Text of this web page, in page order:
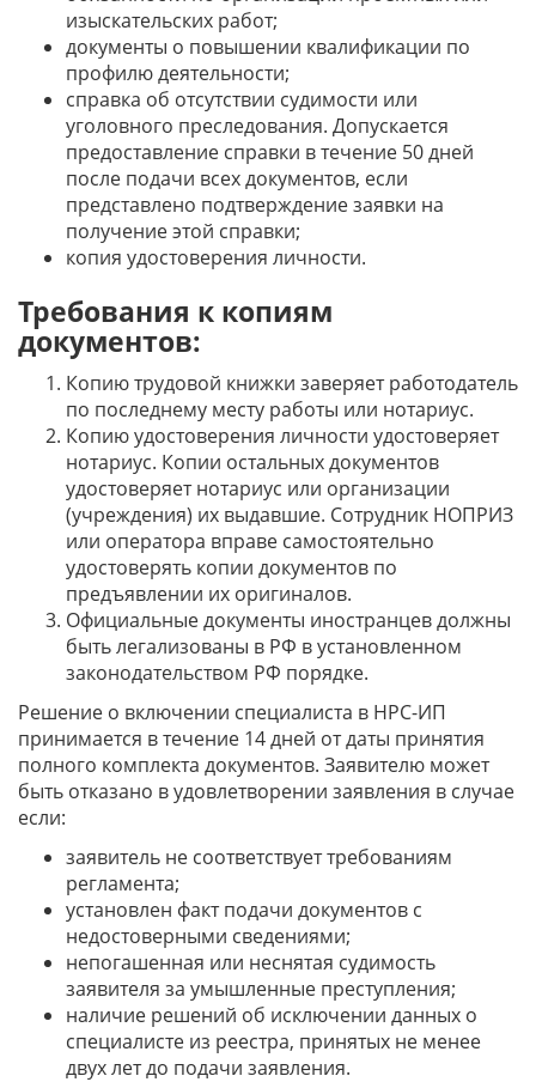
изыскательских работ;
документы о повышении квалификации по
профилю деятельности;
справка об отсутствии судимости или
уголовного преследования. Допускается
предоставление справки в течение 50 дней
после подачи всех документов, если
представлено подтверждение заявки на
получение этой справки;
копия удостоверения личности.
Требования к копиям
документов:
Копию трудовой книжки заверяет работодатель
по последнему месту работы или нотариус.
Копию удостоверения личности удостоверяет
нотариус. Копии остальных документов
удостоверяет нотариус или организации
(учреждения) их выдавшие. Сотрудник НОПРИЗ
или оператора вправе самостоятельно
удостоверять копии документов по
предъявлении их оригиналов.
Официальные документы иностранцев должны
быть легализованы в РФ в установленном
законодательством РФ порядке.
Решение о включении специалиста в НРС-ИП
принимается в течение 14 дней от даты принятия
полного комплекта документов. Заявителю может
быть отказано в удовлетворении заявления в случае
если:
заявитель не соответствует требованиям
регламента;
установлен факт подачи документов с
недостоверными сведениями;
непогашенная или неснятая судимость
заявителя за умышленные преступления;
наличие решений об исключении данных о
специалисте из реестра, принятых не менее
двух лет до подачи заявления.